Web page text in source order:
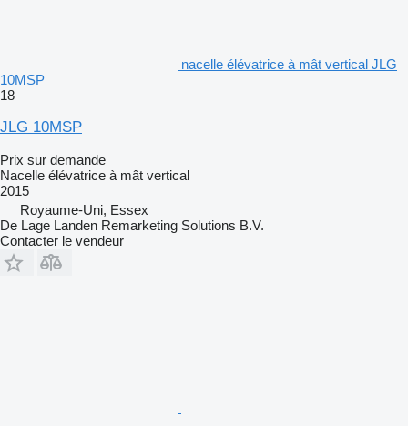
nacelle élévatrice à mât vertical JLG
10MSP
18
JLG 10MSP
Prix sur demande
Nacelle élévatrice à mât vertical
2015
Royaume-Uni, Essex
De Lage Landen Remarketing Solutions B.V.
Contacter le vendeur